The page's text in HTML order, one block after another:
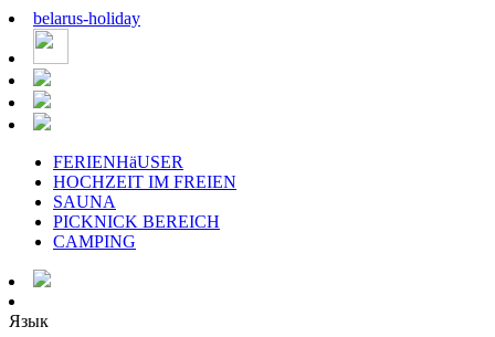
belarus-holiday
FERIENHäUSER
HOCHZEIT IM FREIEN
SAUNA
PICKNICK BEREICH
CAMPING
Язык